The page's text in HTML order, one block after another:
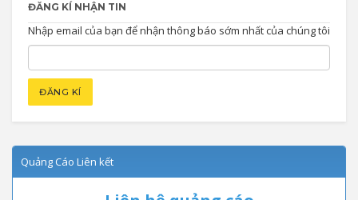
ĐĂNG KÍ NHẬN TIN
Nhập email của bạn để nhận thông báo sớm nhất của chúng tôi
Quảng Cáo Liên kết